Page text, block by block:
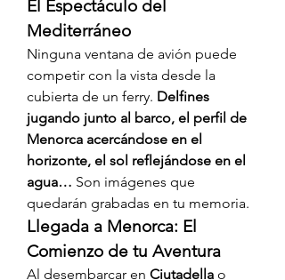
El Espectáculo del
Mediterráneo
Ninguna ventana de avión puede
competir con la vista desde la
cubierta de un ferry. Delfines
jugando junto al barco, el perfil de
Menorca acercándose en el
horizonte, el sol reflejándose en el
agua… Son imágenes que
quedarán grabadas en tu memoria.
Llegada a Menorca: El
Comienzo de tu Aventura
Al desembarcar en Ciutadella